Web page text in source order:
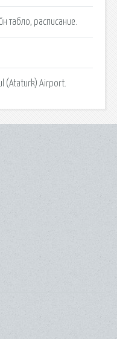
табло, расписание.
(Ataturk) Airport.